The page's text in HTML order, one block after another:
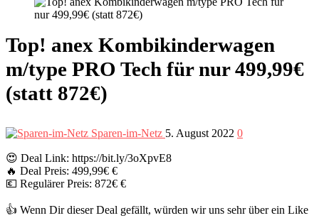
Top! anex Kombikinderwagen
m/type PRO Tech für nur 499,99€
(statt 872€)
Sparen-im-Netz 5. August 2022 0
😍 Deal Link: https://bit.ly/3oXpvE8
🔥 Deal Preis: 499,99€ €
💶 Regulärer Preis: 872€ €
👍 Wenn Dir dieser Deal gefällt, würden wir uns sehr über ein Like